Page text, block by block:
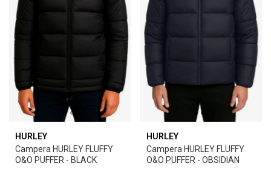
HURLEY
Campera HURLEY FLUFFY
O&O PUFFER - BLACK
HURLEY
Campera HURLEY FLUFFY
O&O PUFFER - OBSIDIAN